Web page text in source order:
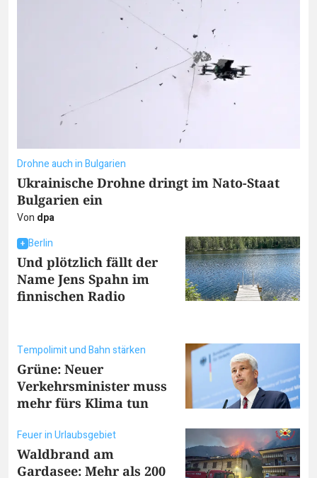
Drohne auch in Bulgarien
Ukrainische Drohne dringt im Nato-Staat
Bulgarien ein
Von dpa
Berlin
Und plötzlich fällt der
Name Jens Spahn im
finnischen Radio
Tempolimit und Bahn stärken
Grüne: Neuer
Verkehrsminister muss
mehr fürs Klima tun
Feuer in Urlaubsgebiet
Waldbrand am
Gardasee: Mehr als 200